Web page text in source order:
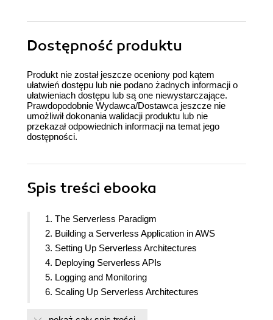
Dostępność produktu
Produkt nie został jeszcze oceniony pod kątem
ułatwień dostępu lub nie podano żadnych informacji o
ułatwieniach dostępu lub są one niewystarczające.
Prawdopodobnie Wydawca/Dostawca jeszcze nie
umożliwił dokonania walidacji produktu lub nie
przekazał odpowiednich informacji na temat jego
dostępności.
Spis treści ebooka
1. The Serverless Paradigm
2. Building a Serverless Application in AWS
3. Setting Up Serverless Architectures
4. Deploying Serverless APIs
5. Logging and Monitoring
6. Scaling Up Serverless Architectures